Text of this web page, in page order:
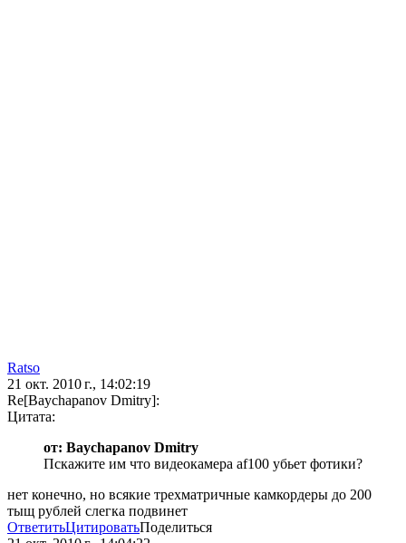
Ratso
21 окт. 2010 г., 14:02:19
Re[Baychapanov Dmitry]:
Цитата:
от: Baychapanov Dmitry
Пскажите им что видеокамера af100 убьет фотики?
нет конечно, но всякие трехматричные камкордеры до 200
тыщ рублей слегка подвинет
ОтветитьЦитироватьПоделиться